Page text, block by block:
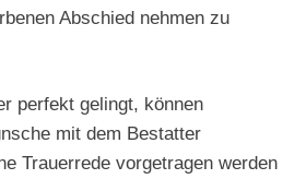
Abschied nehmen zu
perfekt gelingt, können
mit dem Bestatter
Trauerrede vorgetragen werden